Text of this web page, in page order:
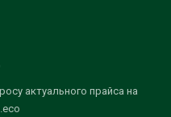
актуального прайса на